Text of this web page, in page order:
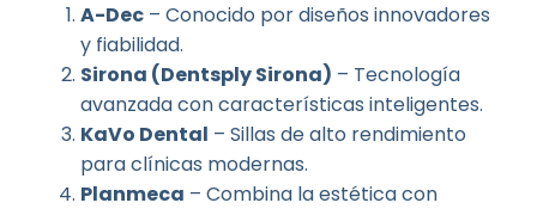
A-Dec– Conocido por diseños innovadores
y fiabilidad.
Sirona (Dentsply Sirona) – Tecnología
avanzada con características inteligentes.
KaVo Dental – Sillas de alto rendimiento
para clínicas modernas.
Planmeca – Combina la estética con